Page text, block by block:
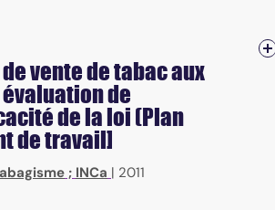
vente de tabac aux
de
de la loi (Plan
de travail]
; INCa | 2011